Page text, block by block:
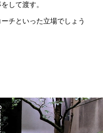
して渡す。
チといった立場でしょう